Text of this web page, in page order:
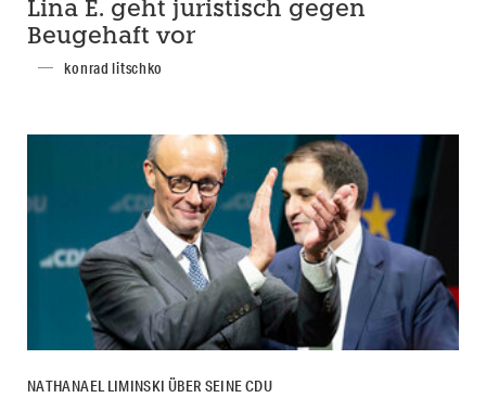
Lina E. geht juristisch gegen
Beugehaft vor
konrad litschko
NATHANAEL LIMINSKI ÜBER SEINE CDU